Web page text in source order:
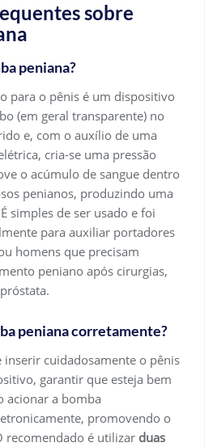
sobre
peniana?
para o pênis é um dispositivo
(em geral transparente) no
e, com o auxílio de uma
cria-se uma pressão
o acúmulo de sangue dentro
penianos, produzindo uma
simples de ser usado e foi
para auxiliar portadores
homens que precisam
peniano após cirurgias,
peniana corretamente?
inserir cuidadosamente o pênis
garantir que esteja bem
acionar a bomba
promovendo o
recomendado é utilizar duas